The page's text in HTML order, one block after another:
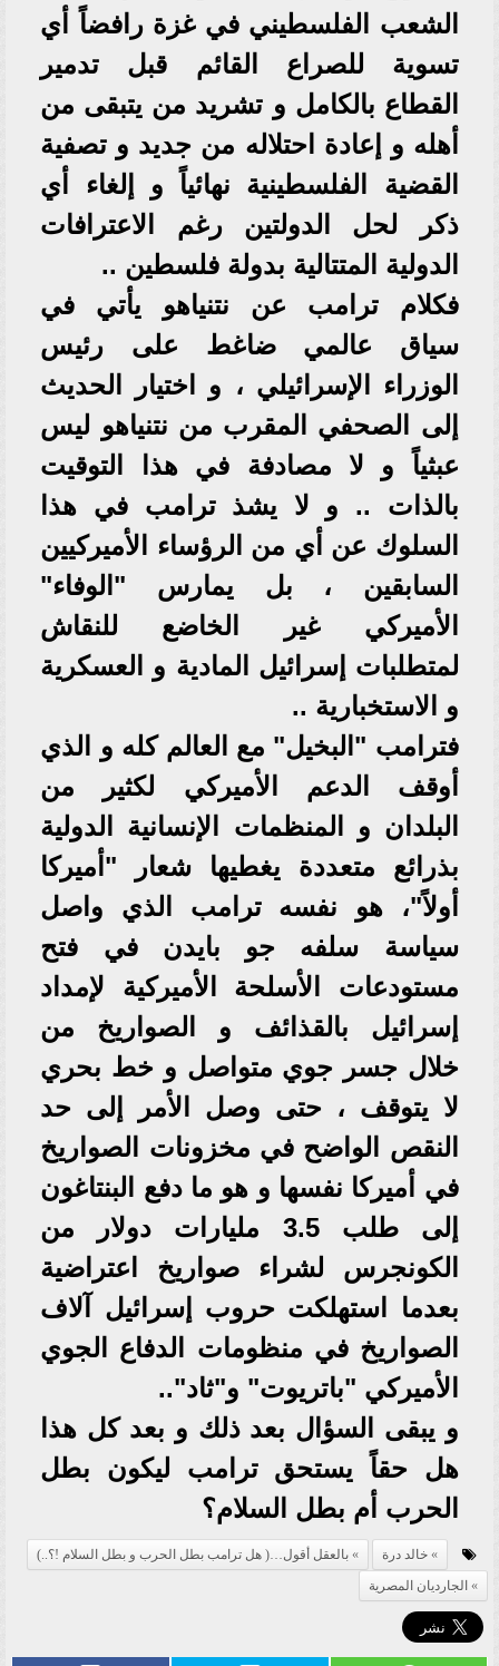
الشعب الفلسطيني في غزة رافضاً أي
تسوية للصراع القائم قبل تدمير
القطاع بالكامل و تشريد من يتبقى من
أهله و إعادة احتلاله من جديد و تصفية
القضية الفلسطينية نهائياً و إلغاء أي
ذكر لحل الدولتين رغم الاعترافات
الدولية المتتالية بدولة فلسطين ..
فكلام ترامب عن نتنياهو يأتي في
سياق عالمي ضاغط على رئيس
الوزراء الإسرائيلي ، و اختيار الحديث
إلى الصحفي المقرب من نتنياهو ليس
عبثياً و لا مصادفة في هذا التوقيت
بالذات .. و لا يشذ ترامب في هذا
السلوك عن أي من الرؤساء الأميركيين
السابقين ، بل يمارس "الوفاء"
الأميركي غير الخاضع للنقاش
لمتطلبات إسرائيل المادية و العسكرية
و الاستخبارية ..
فترامب "البخيل" مع العالم كله و الذي
أوقف الدعم الأميركي لكثير من
البلدان و المنظمات الإنسانية الدولية
بذرائع متعددة يغطيها شعار "أميركا
أولاً"، هو نفسه ترامب الذي واصل
سياسة سلفه جو بايدن في فتح
مستودعات الأسلحة الأميركية لإمداد
إسرائيل بالقذائف و الصواريخ من
خلال جسر جوي متواصل و خط بحري
لا يتوقف ، حتى وصل الأمر إلى حد
النقص الواضح في مخزونات الصواريخ
في أميركا نفسها و هو ما دفع البنتاغون
إلى طلب 3.5 مليارات دولار من
الكونجرس لشراء صواريخ اعتراضية
بعدما استهلكت حروب إسرائيل آلاف
الصواريخ في منظومات الدفاع الجوي
الأميركي "باتريوت" و"ثاد"..
و يبقى السؤال بعد ذلك و بعد كل هذا
هل حقاً يستحق ترامب ليكون بطل
الحرب أم بطل السلام؟
خالد درة
بالعقل أقول…( هل ترامب بطل الحرب و بطل السلام !؟..)
الجارديان المصرية